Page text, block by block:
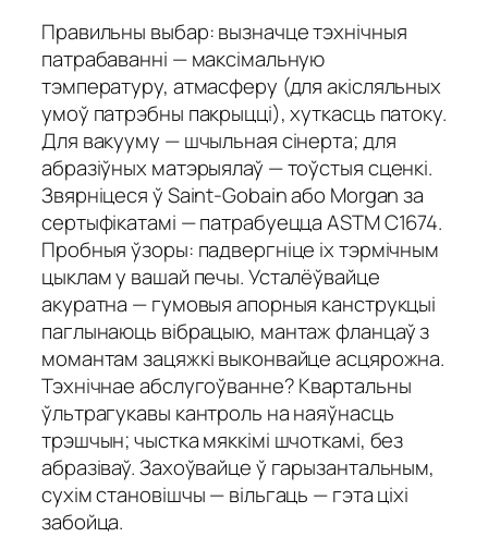
Правильны выбар: вызначце тэхнічныя
патрабаванні — максімальную
тэмпературу, атмасферу (для акісляльных
умоў патрэбны пакрыцці), хуткасць патоку.
Для вакууму — шчыльная сінерта; для
абразіўных матэрыялаў — тоўстыя сценкі.
Звярніцеся ў Saint-Gobain або Morgan за
сертыфікатамі — патрабуецца ASTM C1674.
Пробныя ўзоры: падвергніце іх тэрмічным
цыклам у вашай печы. Усталёўвайце
акуратна — гумовыя апорныя канструкцыі
паглынаюць вібрацыю, мантаж фланцаў з
момантам зацяжкі выконвайце асцярожна.
Тэхнічнае абслугоўванне? Квартальны
ўльтрагукавы кантроль на наяўнасць
трэшчын; чыстка мяккімі шчоткамі, без
абразіваў. Захоўвайце ў гарызантальным,
сухім становішчы — вільгаць — гэта ціхі
забойца.